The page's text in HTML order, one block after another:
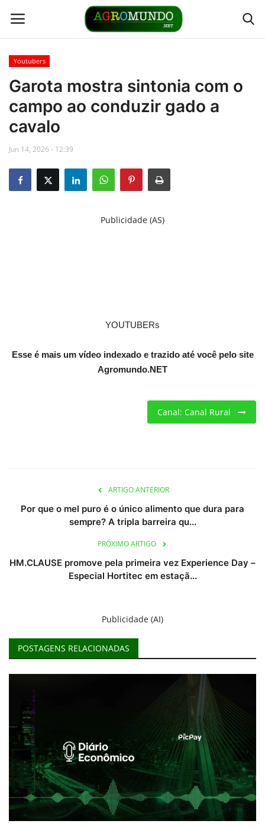
Home
Contato
Direto da Fonte
Clima
Youtubers
Garota mostra sintonia com o
campo ao conduzir gado a
cavalo
Jun 14, 2026 - 12:39
Publicidade (AS)
YOUTUBERs
Esse é mais um vídeo indexado e trazido até você pelo site
Agromundo.NET
Canal: Canal Rural
ARTIGO ANTERIOR
Por que o mel puro é o único alimento que dura para
sempre? A tripla barreira qu...
PRÓXIMO ARTIGO
HM.CLAUSE promove pela primeira vez Experience Day –
Especial Hortitec em estaçã...
Publicidade (AI)
POSTAGENS RELACIONADAS